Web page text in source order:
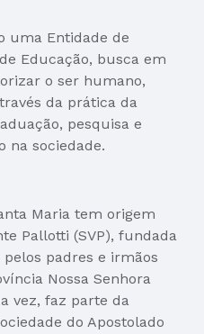
uma Entidade de
Educação, busca em
o ser humano,
da prática da
pesquisa e
na sociedade.
Maria tem origem
Pallotti (SVP), fundada
padres e irmãos
Nossa Senhora
vez, faz parte da
do Apostolado